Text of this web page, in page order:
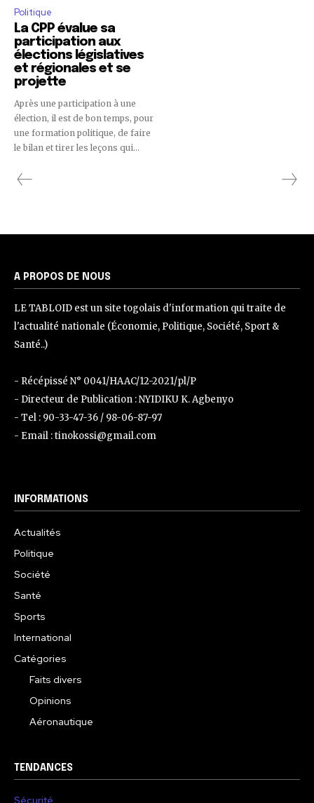
Politique
La CPP évalue sa
participation aux
élections législatives
et régionales et se
projette
Après une participation à une
élection, il est de bon temps, pour
une formation politique, de faire
le bilan et tirer les leçons qui...
A PROPOS DE NOUS
LE TABLOID est un site togolais d'information qui traite de
l'actualité nationale (Économie, Politique, Société, Sport &
Santé..)
- Récépissé N° 0041/HAAC/12-2021/pl/P
- Directeur de Publication : NYIDIKU K. Agbenyo
- Tel : 90-33-47-36 / 98-06-87-97
- Email : tinokossi@gmail.com
INFORMATIONS
Actualités
Politique
Société
Santé
Sports
International
Catégories
Faits divers
Opinions
Aéronautique
TENDANCES
Sécurité